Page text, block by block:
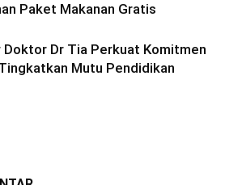
Paket Makanan Gratis
Doktor Dr Tia Perkuat Komitmen
Mutu Pendidikan